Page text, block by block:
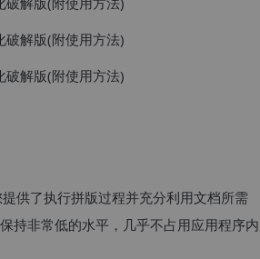
供了执行拼版过程并充分利用文档所需
持非常低的水平，几乎不占用应用程序内